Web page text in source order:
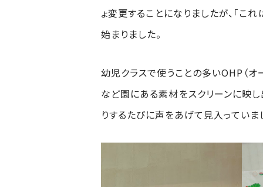
ょ変更することになりましたが、「こ
始まりました。
幼児クラスで使うことの多いOHP（オ
など園にある素材をスクリーンに映
りするたびに声をあげて見入っていま